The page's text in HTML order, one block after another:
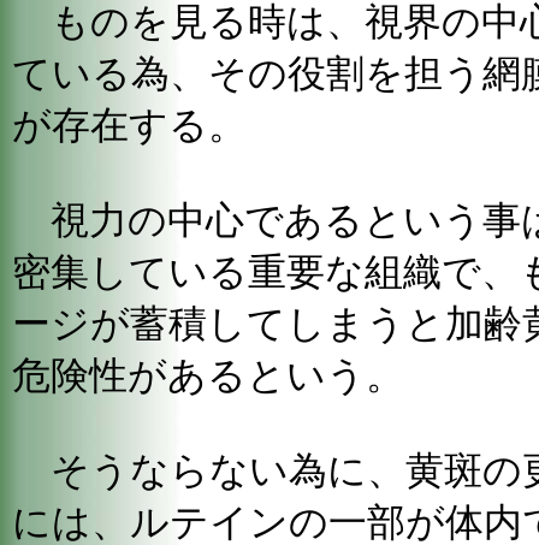
ものを見る時は、視界の中
ている為、その役割を担う網
が存在する。
視力の中心であるという事
密集している重要な組織で
ージが蓄積してしまうと加
危険性があるという。
そうならない為に、黄斑の
には、ルテインの一部が体